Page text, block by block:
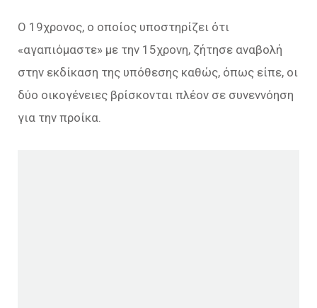
Ο 19χρονος, ο οποίος υποστηρίζει ότι
«αγαπιόμαστε» με την 15χρονη, ζήτησε αναβολή
στην εκδίκαση της υπόθεσης καθώς, όπως είπε, οι
δύο οικογένειες βρίσκονται πλέον σε συνεννόηση
για την προίκα.